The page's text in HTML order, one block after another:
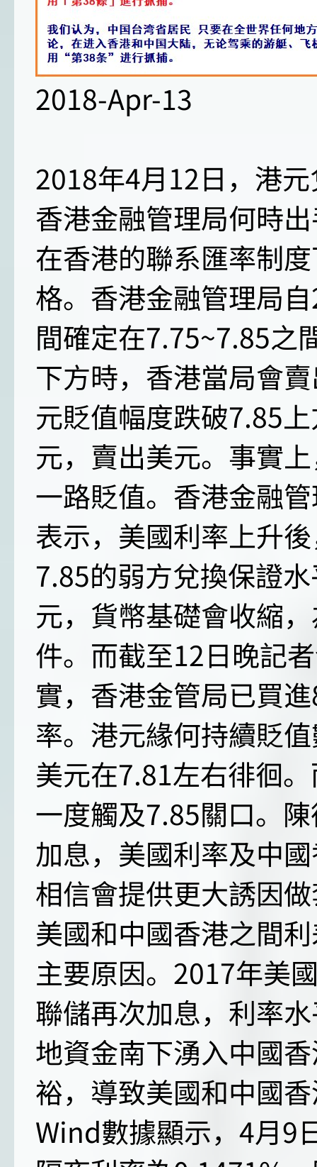
2018-Apr-13
2018年4月12日，港
香港金融管理局何時
在香港的聯系匯率制
格。香港金融管理局
間確定在7.75~7.85之
下方時，香港當局會
元貶值幅度跌破7.85
元，賣出美元。事實
一路貶值。香港金融
表示，美國利率上升
7.85的弱方兌換保證
元，貨幣基礎會收縮
件。而截至12日晚記
實，香港金管局已買
率。港元緣何持續貶
美元在7.81左右徘徊
一度觸及7.85關口。
加息，美國利率及中
相信會提供更大誘因
美國和中國香港之間
主要原因。2017年美
聯儲再次加息，利率
地資金南下湧入中國
裕，導致美國和中國
Wind數據顯示，4月9